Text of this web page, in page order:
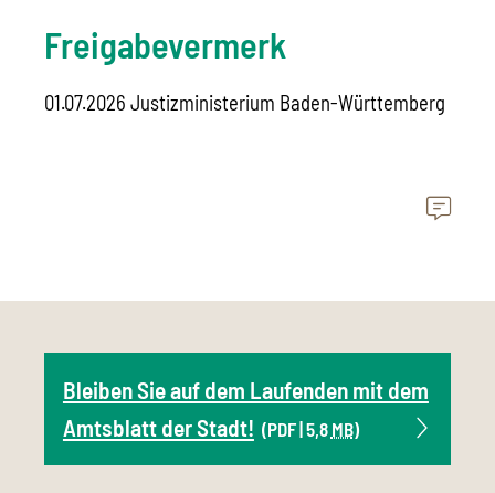
Freigabevermerk
01.07.2026 Justizministerium Baden-Württemberg
Bleiben Sie auf dem Laufenden mit dem
Amtsblatt der Stadt! (PDF | 5,8 MB)